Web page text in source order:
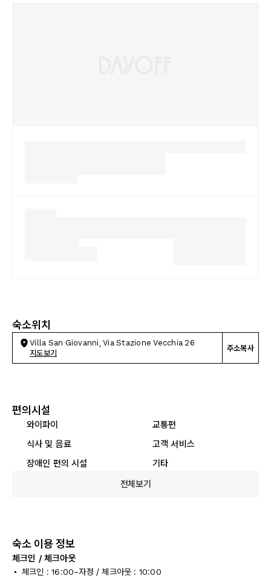
숙소위치
Villa San Giovanni, Via Stazione Vecchia 26
지도보기
주소복사
편의시설
와이파이
교통편
식사 및 음료
고객 서비스
장애인 편의 시설
기타
전체보기
숙소 이용 정보
체크인 / 체크아웃
체크인 : 16:00~자정 / 체크아웃 : 10:00